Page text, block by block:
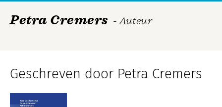
Petra Cremers - Auteur
Geschreven door Petra Cremers